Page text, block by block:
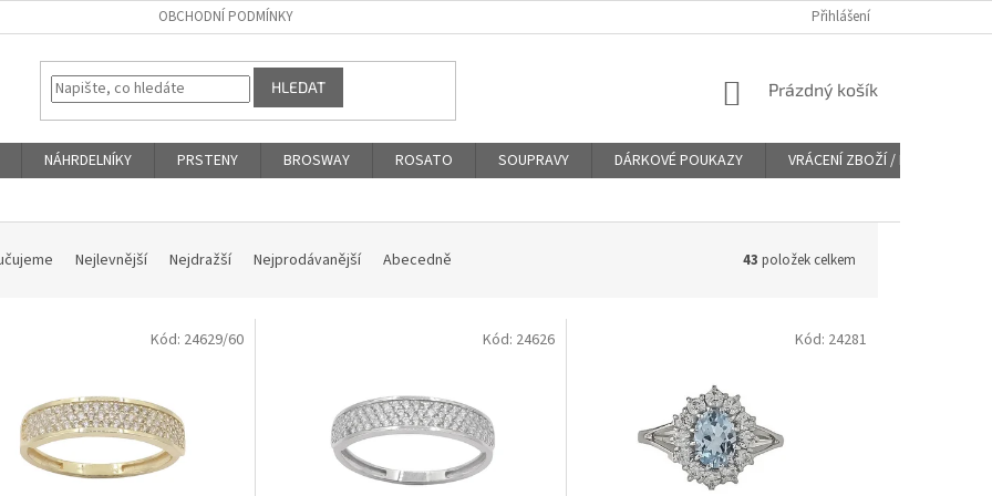
OBCHODNÍ PODMÍNKY Přihlášení
HLEDAT
NÁKUPNÍ
Prázdný košík
NÁHRDELNÍKY PRSTENY BROSWAY ROSATO SOUPRAVY DÁRKOVÉ POUKAZY
VRÁCENÍ ZBOŽÍ / REKLAMACE
Nejlevnější Nejdražší Nejprodávanější Abecedně 43 položek celkem
Kód: 24629/60 Kód: 24626 Kód: 24281